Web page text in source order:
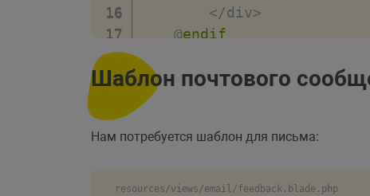
</div>
    @
endif
        @csrf
<div class="form-
Шаблон почтового
Нам потребуется шаблон для письма:
resources/views/email/feedback.blade.php